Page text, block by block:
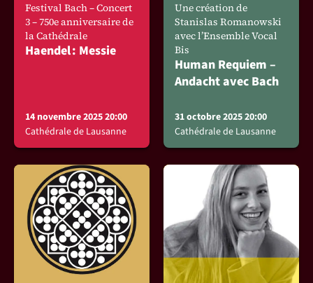
Festival Bach – Concert
3 – 750e anniversaire de
la Cathédrale
Haendel : Messie
14 novembre 2025 20:00
Cathédrale de Lausanne
Une création de
Stanislas Romanowski
avec l’Ensemble Vocal
Bis
Human Requiem –
Andacht avec Bach
31 octobre 2025 20:00
Cathédrale de Lausanne